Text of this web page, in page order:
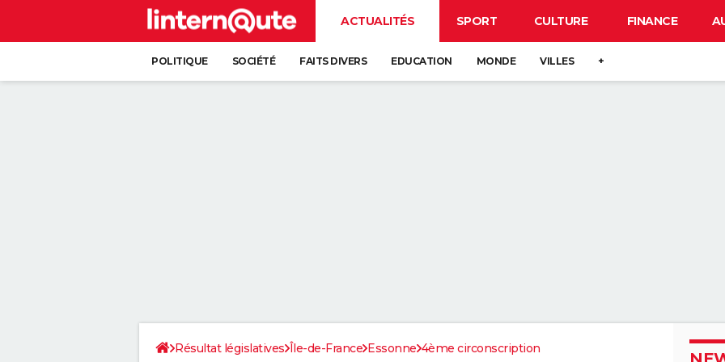
ACTUALITÉS SPORT CULTURE FINANCE
POLITIQUE SOCIÉTÉ FAITS DIVERS EDUCATION MONDE VILLES +
Résultat législatives Île-de-France Essonne 4ème circonscription